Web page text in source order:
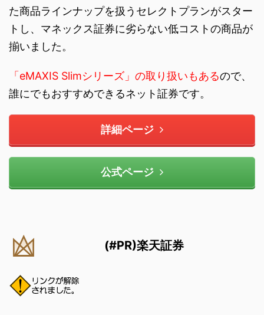
た商品ラインナップを扱うセレクトプランがスター
トし、マネックス証券に劣らない低コストの商品が
揃いました。
「eMAXIS Slimシリーズ」の取り扱いもあるので、
誰にでもおすすめできるネット証券です。
詳細ページ
公式ページ
(#PR)楽天証券